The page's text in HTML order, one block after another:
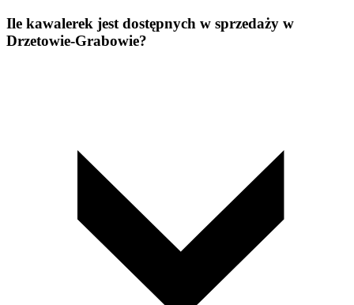
Ile kawalerek jest dostępnych w sprzedaży w
Drzetowie-Grabowie?